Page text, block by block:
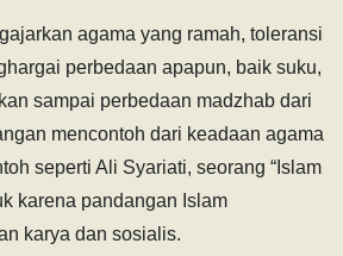
agama yang ramah, toleransi
perbedaan apapun, baik suku,
sampai perbedaan madzhab dari
mencontoh dari keadaan agama
seperti Ali Syariati, seorang “Islam
karena pandangan Islam
karya dan sosialis.